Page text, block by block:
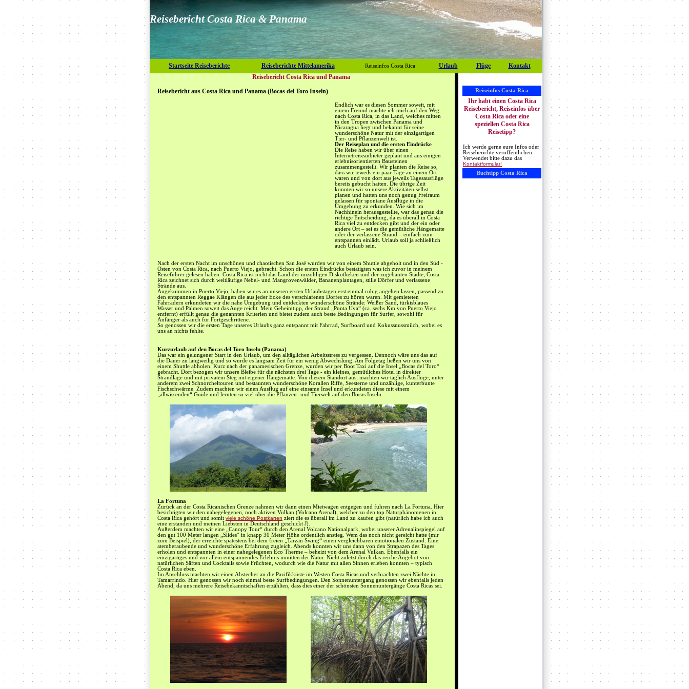
Reisebericht Costa Rica & Panama
Startseite Reiseberichte Reiseberichte Mittelamerika Reiseinfos Costa Rica Urlaub Flüge
Kontakt
Reisebericht Costa Rica und Panama
Reisebericht aus Costa Rica und Panama (Bocas del Toro Inseln)
Endlich war es diesen Sommer soweit, mit
einem Freund machte ich mich auf den Weg
nach Costa Rica, in das Land, welches mitten
in den Tropen zwischen Panama und
Nicaragua liegt und bekannt für seine
wunderschöne Natur mit der einzigartigen
Tier- und Pflanzenwelt ist.
Der Reiseplan und die ersten Eindrücke
Die Reise haben wir über einen
Internetreiseanbieter geplant und aus einigen
erlebnisorientierten Bausteinen
zusammengestellt. Wir planten die Reise so,
dass wir jeweils ein paar Tage an einem Ort
waren und von dort aus jeweils Tagesausflüge
bereits gebucht hatten. Die übrige Zeit
konnten wir so unsere Aktivitäten selbst
planen und hatten uns noch genug Freiraum
gelassen für spontane Ausflüge in die
Umgebung zu erkunden. Wie sich im
Nachhinein herausgestellte, war das genau die
richtige Entscheidung, da es überall in Costa
Rica viel zu entdecken gibt und der ein oder
andere Ort – sei es die gemütliche Hängematte
oder der verlassene Strand – einfach zum
entspannen einlädt. Urlaub soll ja schließlich
auch Urlaub sein.
Nach der ersten Nacht im unschönen und chaotischen San José wurden wir von einem Shuttle abgeholt und in den Süd -
Osten von Costa Rica, nach Puerto Viejo, gebracht. Schon die ersten Eindrücke bestätigten was ich zuvor in meinem
Reiseführer gelesen haben. Costa Rica ist nicht das Land der unzöhligen Diskotheken und der zugebauten Städte; Costa
Rica zeichnet sich durch weitläufige Nebel- und Mangrovenwälder, Bananenplantagen, stille Dörfer und verlassene
Strände aus.
Angekommen in Puerto Viejo, haben wir es an unseren ersten Urlaubstagen erst einmal ruhig angehen lassen, passend zu
den entspannten Reggae Klängen die aus jeder Ecke des verschlafenen Dorfes zu hören waren. Mit gemieteten
Fahrrädern erkundeten wir die nahe Umgebung und entdeckten wunderschöne Strände: Weißer Sand, türkisblaues
Wasser und Palmen soweit das Auge reicht. Mein Geheimtipp, der Strand „Punta Uva“ (ca. sechs Km von Puerto Viejo
entfernt) erfüllt genau die genannten Kriterien und bietet zudem auch beste Bedingungen für Surfer, sowohl für
Anfänger als auch für Fortgeschrittene.
So genossen wir die ersten Tage unseres Urlaubs ganz entspannt mit Fahrrad, Surfboard und Kokussnussmilch, wobei es
uns an nichts fehlte.
Kurzurlaub auf den Bocas del Toro Inseln (Panama)
Das war ein gelungener Start in den Urlaub, um den alltäglichen Arbeitsstress zu vergessen. Dennoch wäre uns das auf
die Dauer zu langweilig und so wurde es langsam Zeit für ein wenig Abwechslung. Am Folgetag ließen wir uns von
einem Shuttle abholen. Kurz nach der panamesischen Grenze, wurden wir per Boot Taxi auf die Insel „Bocas del Toro“
gebracht. Dort bezogen wir unsere Bleibe für die nächsten drei Tage - ein kleines, gemütliches Hotel in direkter
Strandlage und mit privatem Steg mit eigener Hängematte. Von diesem Standort aus, machten wir täglich Ausflüge; unter
anderem zwei Schnorcheltouren und bestaunten wunderschöne Korallen Riffe, Seesterne und unzählige, kunterbunte
Fischschwärme. Zudem machten wir einen Ausflug auf eine einsame Insel und erkundeten diese mit einem
„allwissenden“ Guide und lernten so viel über die Pflanzen- und Tierwelt auf den Bocas Inseln.
La Fortuna
Zurück an der Costa Ricanischen Grenze nahmen wir dann einen Mietwagen entgegen und fuhren nach La Fortuna. Hier
besichtigten wir den nahegelegenen, noch aktiven Vulkan (Volcano Arenal), welcher zu den top Naturphänomenen in
Costa Rica gehört und somit viele schöne Postkarten ziert die es überall im Land zu kaufen gibt (natürlich habe ich auch
eine erstanden und meinen Liebsten in Deutschland geschickt J).
Außerdem machten wir eine „Canopy Tour“ durch den Arenal Volcano Nationalpark, wobei unserer Adrenalinspiegel auf
den gut 100 Meter langen „Slides“ in knapp 30 Meter Höhe ordentlich anstieg. Wem das noch nicht gereicht hatte (mir
zum Beispiel), der erreichte spätestens bei dem freien „Tarzan Swing“ einen vergleichbaren emotionalen Zustand. Eine
atemberaubende und wunderschöne Erfahrung zugleich. Abends konnten wir uns dann von den Strapazen des Tages
erholen und entspannten in einer nahegelegenen Eco Therme – beheizt von dem Arenal Vulkan. Ebenfalls ein
einzigartiges und vor allem entspannendes Erlebnis inmitten der Natur. Nicht zuletzt durch das reiche Angebot von
natürlichen Säften und Cocktails sowie Früchten, wodurch wie die Natur mit allen Sinnen erleben konnten – typisch
Costa Rica eben.
Im Anschluss machten wir einen Abstecher an die Pazifikküste im Westen Costa Ricas und verbrachten zwei Nächte in
Tamarrindo. Hier genossen wir noch einmal beste Surfbedingungen. Den Sonnenuntergang genossen wir ebenfalls jeden
Abend, da uns mehrere Reisebekanntschaften erzählten, dass dies einer der schönsten Sonnenuntergänge Costa Ricas sei.
Reiseinfos Costa Rica
Ihr habt einen Costa Rica
Reisebericht, Reiseinfos über
Costa Rica oder eine
speziellen Costa Rica
Reisetipp?
Ich werde gerne eure Infos oder
Reiseberichte veröffentlichen.
Verwendet bitte dazu das
Kontaktformular!
Buchtipp Costa Rica